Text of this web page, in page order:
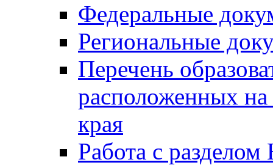
Федеральные
Региональные
Перечень
расположенных на
края
Работа с